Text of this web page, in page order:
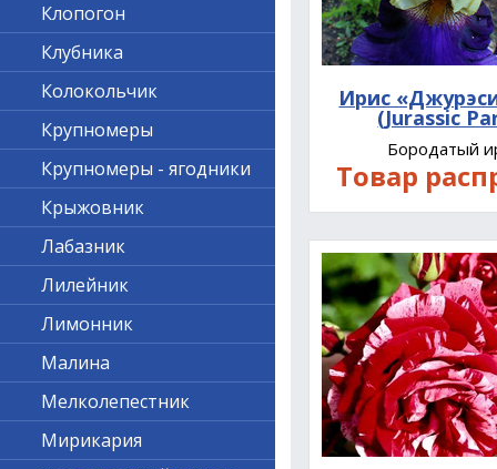
Ирис
(Jurassic
Бородатый
Товар
Клопогон
Клубника
Колокольчик
Крупномеры
Крупномеры - ягодники
Крыжовник
Лабазник
Лилейник
Лимонник
Малина
Мелколепестник
Мирикария